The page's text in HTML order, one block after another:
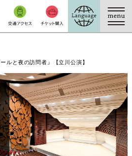
本文へ移動
ルと夜の訪問者』【立川公演】